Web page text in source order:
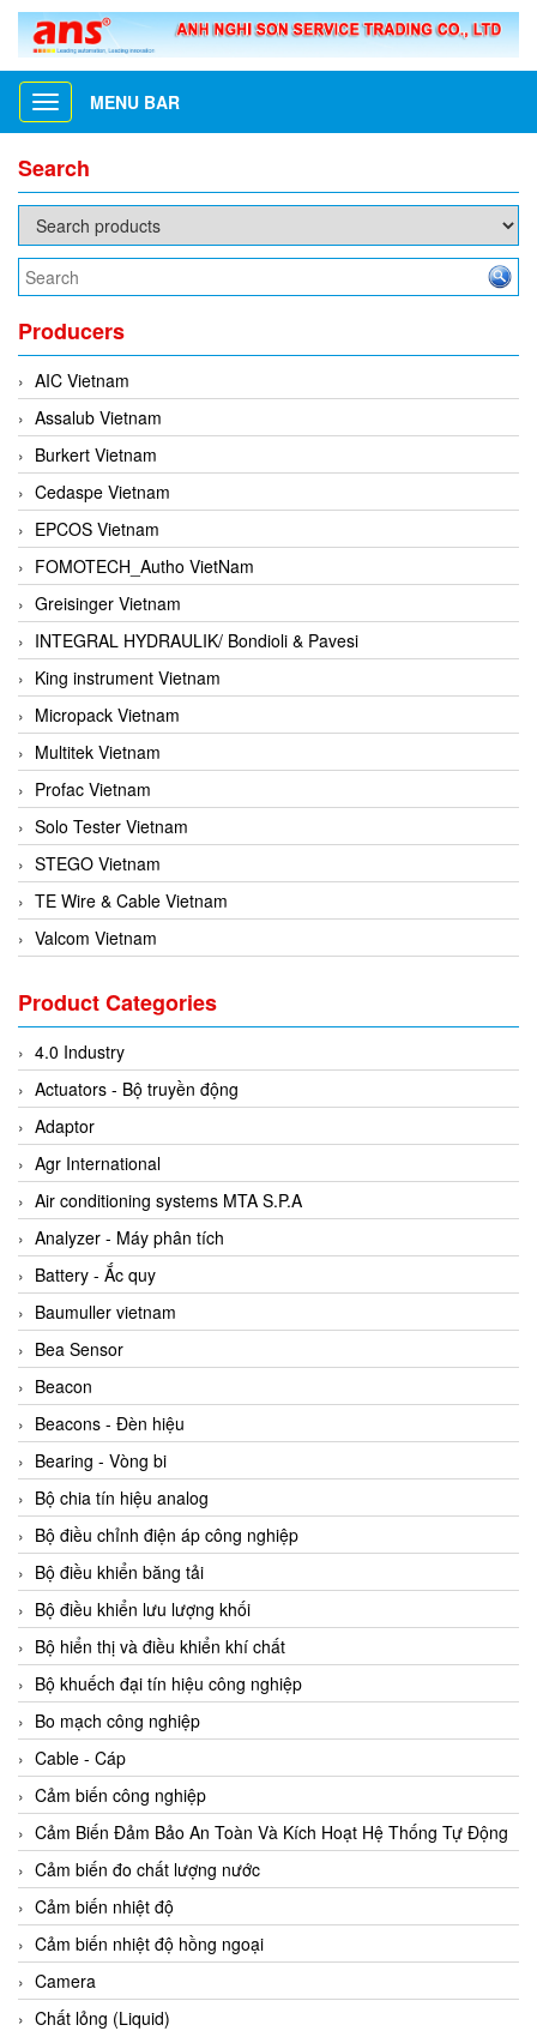
Toggle
navigation
MENU BAR
Search
Producers
AIC Vietnam
Assalub Vietnam
Burkert Vietnam
Cedaspe Vietnam
EPCOS Vietnam
FOMOTECH_Autho VietNam
Greisinger Vietnam
INTEGRAL HYDRAULIK/ Bondioli & Pavesi
King instrument Vietnam
Micropack Vietnam
Multitek Vietnam
Profac Vietnam
Solo Tester Vietnam
STEGO Vietnam
TE Wire & Cable Vietnam
Valcom Vietnam
3CTEST Vietnam
4B VietNam Vietnam
ABB Vietnam
AC Infinity Vietnam
AC&E Telecommunications
AC&T Vietnam
Accepta Vietnam
ACCUMAC Vietnam
AccuWeb Vietnam
Acey
ACOEM Vietnam
ADCA Vietnam
ADFweb Vietnam
Adler Vietnam
Ados Vietnam
Advanced Energy Vietnam
Advantech Vietnam
Agate Vietnam
AGR International Vietnam
Aichi Tokei Denki Vietnam
Aii Vietnam
AIKOH
AINUO Vietnam
AIR MAJOR
Aira Euro Automation
Airtac Vietnam
Airtec Vietnam
AI-Tek Vietnam
Product Categories
4.0 Industry
Actuators - Bộ truyền động
Adaptor
Agr International
Air conditioning systems MTA S.P.A
Analyzer - Máy phân tích
Battery - Ắc quy
Baumuller vietnam
Bea Sensor
Beacon
Beacons - Đèn hiệu
Bearing - Vòng bi
Bộ chia tín hiệu analog
Bộ điều chỉnh điện áp công nghiệp
Bộ điều khiển băng tải
Bộ điều khiển lưu lượng khối
Bộ hiển thị và điều khiển khí chất
Bộ khuếch đại tín hiệu công nghiệp
Bo mạch công nghiệp
Cable - Cáp
Cảm biến công nghiệp
Cảm Biến Đảm Bảo An Toàn Và Kích Hoạt Hệ Thống Tự Động
Cảm biến đo chất lượng nước
Cảm biến nhiệt độ
Cảm biến nhiệt độ hồng ngoại
Camera
Chất lỏng (Liquid)